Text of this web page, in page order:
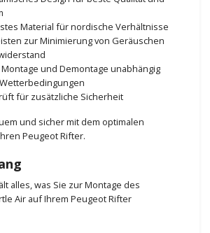
Material für nordische Verhältnisse
zur Minimierung von Geräuschen
und Demontage unabhängig
für zusätzliche Sicherheit
und sicher mit dem optimalen
Peugeot Rifter.
alles, was Sie zur Montage des
Air auf Ihrem Peugeot Rifter